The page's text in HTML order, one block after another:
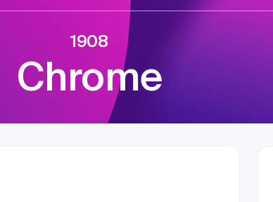
1908
Chrome